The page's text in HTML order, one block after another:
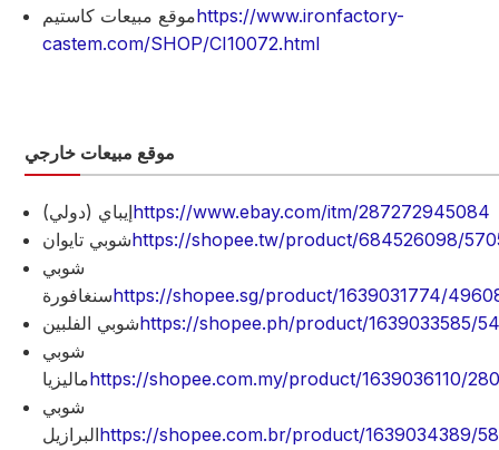
موقع مبيعات كاستيمhttps://www.ironfactory-
castem.com/SHOP/CI10072.html
موقع مبيعات خارجي
إيباي (دولي)https://www.ebay.com/itm/287272945084
شوبي تايوانhttps://shopee.tw/product/684526098/
شوبي
سنغافورةhttps://shopee.sg/product/1639031774/
شوبي الفلبينhttps://shopee.ph/product/1639033585/
شوبي
ماليزياhttps://shopee.com.my/product/1639036110/
شوبي
البرازيلhttps://shopee.com.br/product/1639034389/